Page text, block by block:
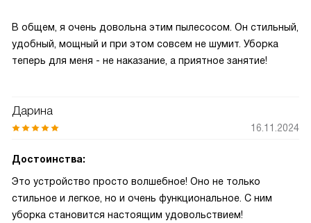
В общем, я очень довольна этим пылесосом. Он стильный,
удобный, мощный и при этом совсем не шумит. Уборка
теперь для меня - не наказание, а приятное занятие!
Дарина
16.11.2024
Достоинства:
Это устройство просто волшебное! Оно не только
стильное и легкое, но и очень функциональное. С ним
уборка становится настоящим удовольствием!